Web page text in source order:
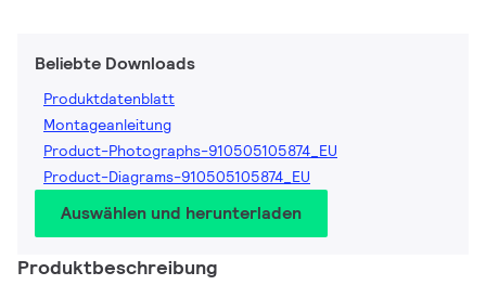
Beliebte Downloads
Produktdatenblatt
Montageanleitung
Product-Photographs-910505105874_EU
Product-Diagrams-910505105874_EU
Auswählen und herunterladen
Produktbeschreibung